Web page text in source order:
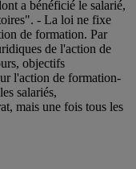
a bénéficié le salarié,
- La loi ne fixe
de formation. Par
de l'action de
objectifs
l'action de formation-
salariés,
mais une fois tous les